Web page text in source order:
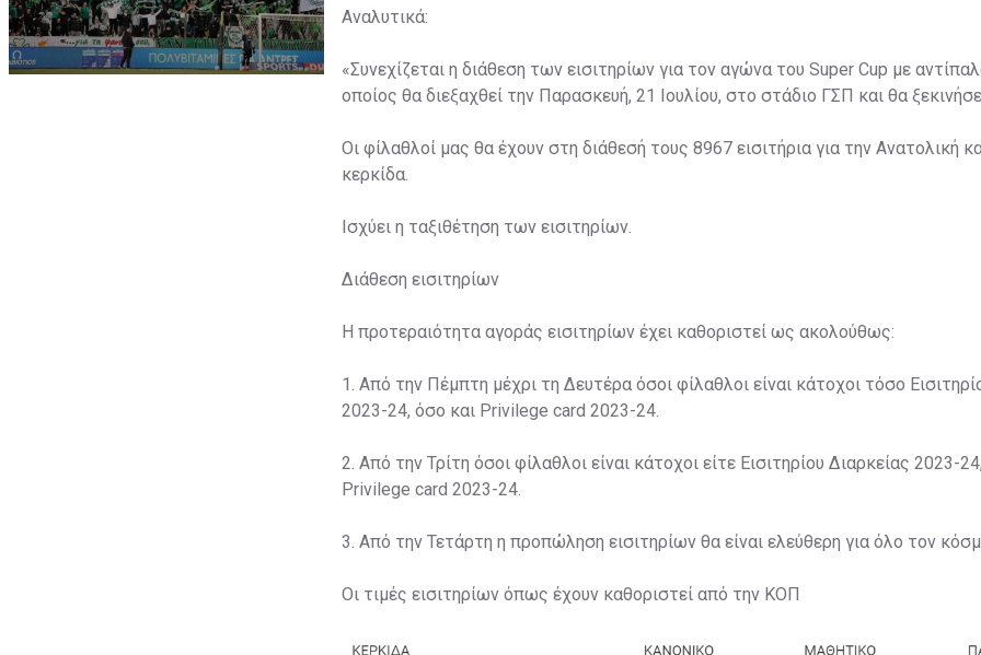
Αναλυτικά:
«Συνεχίζεται η διάθεση των εισιτηρίων για τον αγώνα του Super Cup με
οποίος θα διεξαχθεί την Παρασκευή, 21 Ιουλίου, στο στάδιο ΓΣΠ και θα
Οι φίλαθλοί μας θα έχουν στη διάθεσή τους 8967 εισιτήρια για την Ανατολική
κερκίδα.
Ισχύει η ταξιθέτηση των εισιτηρίων.
Διάθεση εισιτηρίων
Η προτεραιότητα αγοράς εισιτηρίων έχει καθοριστεί ως ακολούθως:
1. Από την Πέμπτη μέχρι τη Δευτέρα όσοι φίλαθλοι είναι κάτοχοι τόσο
2023-24, όσο και Privilege card 2023-24.
2. Από την Τρίτη όσοι φίλαθλοι είναι κάτοχοι είτε Εισιτηρίου Διαρκείας 2023-
Privilege card 2023-24.
3. Από την Τετάρτη η προπώληση εισιτηρίων θα είναι ελεύθερη για όλο τον
Οι τιμές εισιτηρίων όπως έχουν καθοριστεί από την ΚΟΠ